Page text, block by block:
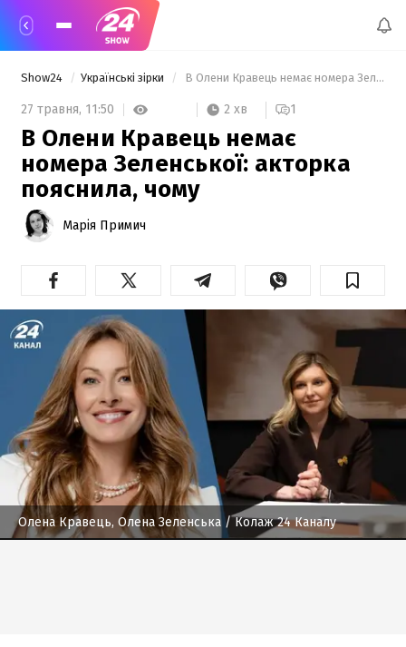
Show24 Українські зірки В Олени Кравець немає номера Зеленської: акторка пояснила, чому
27 травня, 11:50 2 хв 1
В Олени Кравець немає
номера Зеленської: акторка
пояснила, чому
Марія Примич
Олена Кравець, Олена Зеленська / Колаж 24 Каналу